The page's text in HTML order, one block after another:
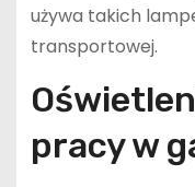
używa takich
transportowej.
pracy w